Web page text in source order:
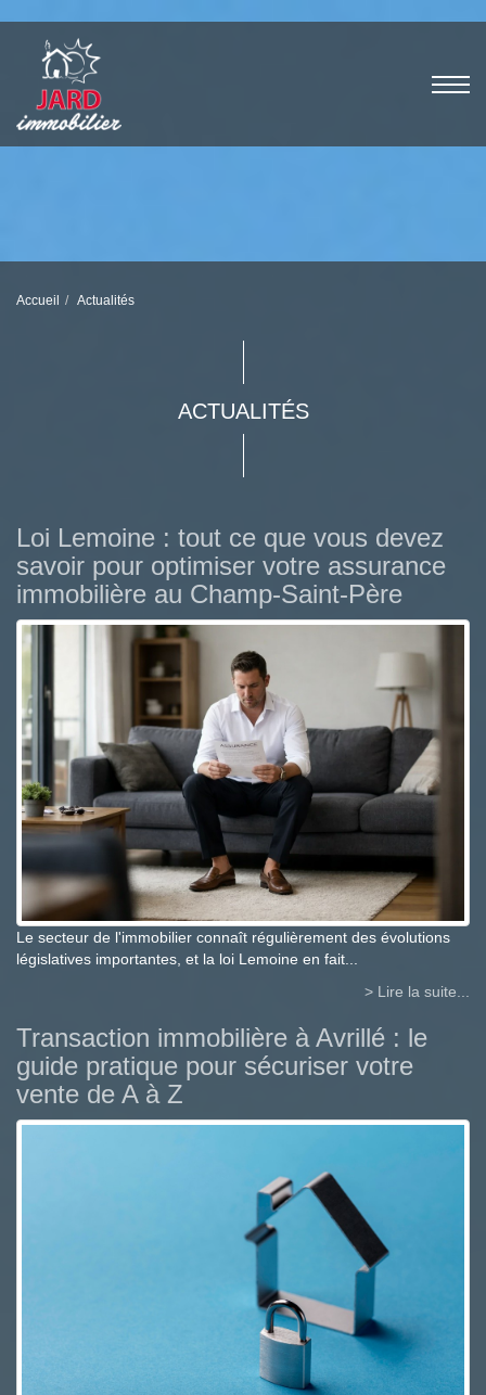
Accueil Actualités
ACTUALITÉS
Loi Lemoine : tout ce que vous devez
savoir pour optimiser votre assurance
immobilière au Champ-Saint-Père
Le secteur de l'immobilier connaît régulièrement des évolutions
législatives importantes, et la loi Lemoine en fait...
> Lire la suite...
Transaction immobilière à Avrillé : le
guide pratique pour sécuriser votre
vente de A à Z